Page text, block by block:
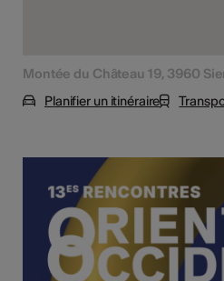
Montée du Château 19, 3960
Planifier un itinéraire